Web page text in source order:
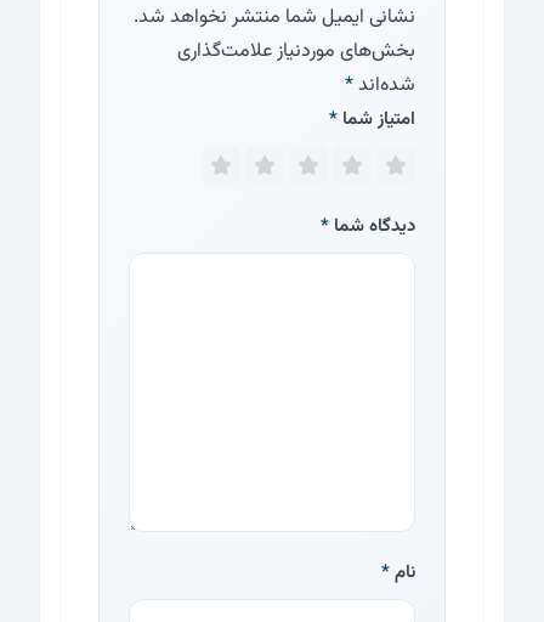
نشانی ایمیل شما منتشر نخواهد شد.
بخش‌های موردنیاز علامت‌گذاری
شده‌اند*
امتیاز شما *
دیدگاه شما *
نام*